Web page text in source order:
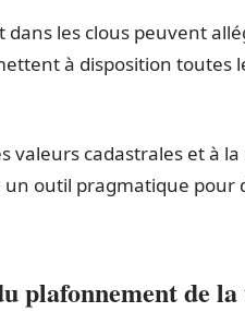
les clous peuvent
à disposition toutes
valeurs cadastrales et à
un outil pragmatique pour
plafonnement de la